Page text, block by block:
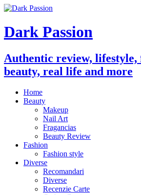
Dark Passion
Authentic review, lifestyle,
beauty, real life and more
Home
Beauty
Makeup
Nail Art
Fragancias
Beauty Review
Fashion
Fashion style
Diverse
Recomandari
Diverse
Recenzie Carte